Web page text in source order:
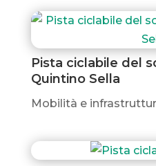
Pista ciclabile del
Quintino Sella
Mobilità e